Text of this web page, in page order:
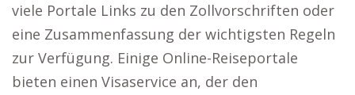
viele Portale Links zu den Zollvorschriften oder
eine Zusammenfassung der wichtigsten Regeln
zur Verfügung. Einige Online-Reiseportale
bieten einen Visaservice an, der den